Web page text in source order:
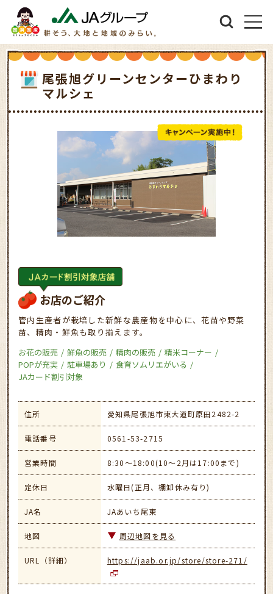
尾張旭グリーンセンターひまわり
マルシェ
お店のご紹介
管内生産者が栽培した新鮮な農産物を中心に、花苗や野菜
苗、精肉・鮮魚も取り揃えます。
お花の販売
鮮魚の販売 精肉の販売
精米コーナー
POPが充実
駐車場あり
食育ソムリエがいる
JAカード割引対象
住所 愛知県尾張旭市東大道町原田2482-2
電話番号 0561-53-2715
営業時間 8:30～18:00(10～2月は17:00まで)
定休日 水曜日(正月、棚卸休み有り)
JA名 JAあいち尾東
地図 周辺地図を見る
URL（詳細） https://jaab.or.jp/store/store-271/